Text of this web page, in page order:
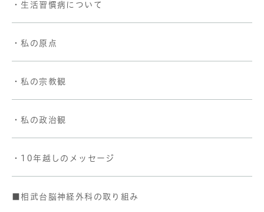
・生活習慣病について
・私の原点
・私の宗教観
・私の政治観
・10年越しのメッセージ
■相武台脳神経外科の取り組み